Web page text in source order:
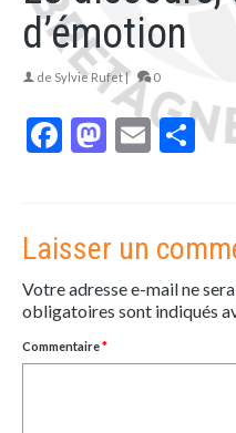
d’émotion
de Sylvie Rufet| 0
Facebook
Email
Laisser un
Votre adresse e-mail ne
obligatoires sont indiqués
Commentaire*